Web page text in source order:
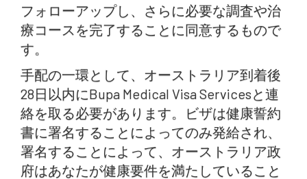
フォローアップし、さらに必要な調査や治
療コースを完了することに同意するもので
す。
手配の一環として、オーストラリア到着後
28日以内にBupa Medical Visa Servicesと連
絡を取る必要があります。ビザは健康誓約
書に署名することによってのみ発給され、
署名することによって、オーストラリア政
府はあなたが健康要件を満たしていること